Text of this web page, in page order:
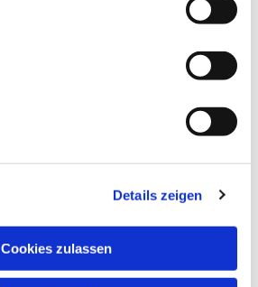
Details zeigen
Cookies zulassen